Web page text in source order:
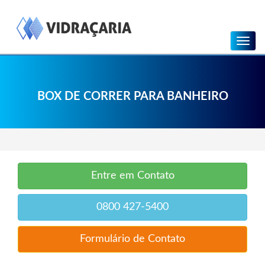
BOX DE CORRER PARA BANHEIRO
Menu
Entre em Contato
0800 427-5400
Formulário de Contato